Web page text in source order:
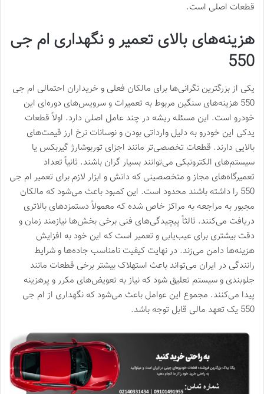
قطعات اصلی است.
هزینه‌های بالای تعمیر و نگهداری ام جی
550
یکی از بزرگترین نگرانی‌ها برای مالکان فعلی و خریداران احتمالی ام جی
550 هزینه‌های سنگین مربوط به تعمیرات و سرویس‌های دوره‌ای این
خودرو است. این مسئله ریشه در چند عامل اصلی دارد. اولاً قطعات
یدکی این خودرو به دلیل وارداتی بودن و نوسانات نرخ ارز قیمت‌های
بالایی دارند. قطعات تخصصی‌تر مانند اجزای توربوشارژ گیربکس یا
سیستم‌های الکترونیکی می‌توانند بسیار گران باشند. ثانیاً تعداد
تعمیرگاه‌های مجاز و متخصصینی که دانش و ابزار لازم برای تعمیر ام جی
550 را داشته باشند محدود است. این کمبود باعث می‌شود که مالکان
مجبور به مراجعه به مراکز خاص شده که معمولاً دستمزدهای بالاتری
دریافت می‌کنند. ثالثاً پیچیدگی‌های فنی برخی بخش‌ها نیازمند زمان و
دقت بیشتری برای عیب‌یابی و تعمیر است که این خود به افزایش
هزینه‌ها دامن می‌زند. در نهایت کیفیت نامناسب جاده‌ها و شرایط
رانندگی در ایران می‌تواند باعث استهلاک بیشتر برخی قطعات مانند
جلوبندی و سیستم تعلیق شود که نیاز به تعویض‌های مکرر و پرهزینه
پیدا می‌کنند. مجموع این عوامل باعث می‌شود که نگهداری از ام جی
550 یک تعهد مالی قابل توجه باشد.